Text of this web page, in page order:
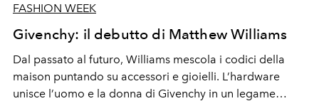
FASHION WEEK
Givenchy: il debutto di Matthew Williams
Dal passato al futuro, Williams mescola i codici della
maison puntando su accessori e gioielli. L’hardware
unisce l’uomo e la donna di Givenchy in un legame